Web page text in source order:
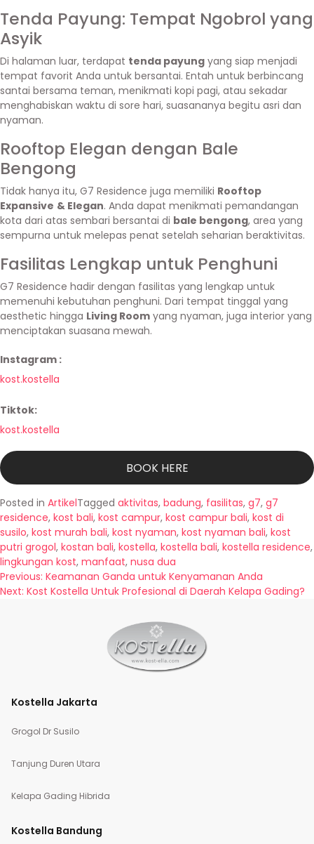
Tenda Payung: Tempat Ngobrol yang
Asyik
Di halaman luar, terdapat tenda payung yang siap menjadi
tempat favorit Anda untuk bersantai. Entah untuk berbincang
santai bersama teman, menikmati kopi pagi, atau sekadar
menghabiskan waktu di sore hari, suasananya begitu asri dan
nyaman.
Rooftop Elegan dengan Bale
Bengong
Tidak hanya itu, G7 Residence juga memiliki Rooftop
Expansive & Elegan. Anda dapat menikmati pemandangan
kota dari atas sembari bersantai di bale bengong, area yang
sempurna untuk melepas penat setelah seharian beraktivitas.
Fasilitas Lengkap untuk Penghuni
G7 Residence hadir dengan fasilitas yang lengkap untuk
memenuhi kebutuhan penghuni. Dari tempat tinggal yang
aesthetic hingga Living Room yang nyaman, juga interior yang
menciptakan suasana mewah.
Instagram :
kost.kostella
Tiktok:
kost.kostella
BOOK HERE
Posted in ArtikelTagged aktivitas, badung, fasilitas, g7, g7
residence, kost bali, kost campur, kost campur bali, kost di
susilo, kost murah bali, kost nyaman, kost nyaman bali, kost
putri grogol, kostan bali, kostella, kostella bali, kostella residence,
lingkungan kost, manfaat, nusa dua
Navigasi
pos
Previous: Keamanan Ganda untuk Kenyamanan Anda
Next: Kost Kostella Untuk Profesional di Daerah Kelapa Gading?
Kostella Jakarta
Grogol Dr Susilo
Tanjung Duren Utara
Kelapa Gading Hibrida
Kostella Bandung